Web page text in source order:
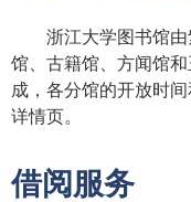
浙江大学图书馆
馆、古籍馆、方闻馆
成，各分馆的开放时
详情页。
借阅服务